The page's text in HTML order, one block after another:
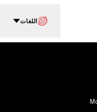
اللغات